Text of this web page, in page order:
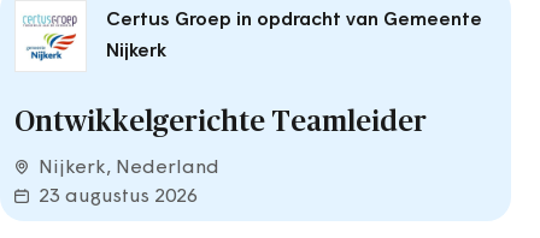
Certus Groep in opdracht van Gemeente
Nijkerk
Ontwikkelgerichte Teamleider
Nijkerk, Nederland
23 augustus 2026